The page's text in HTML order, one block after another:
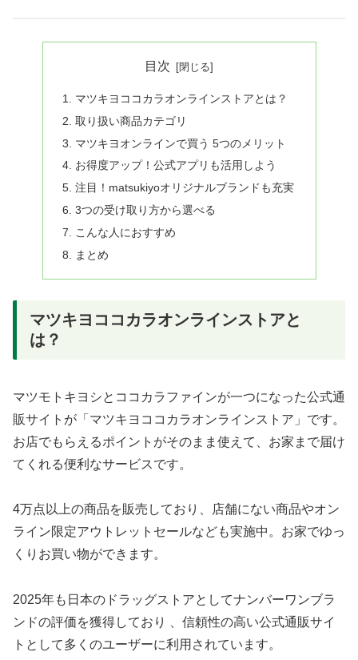
目次
マツキヨココカラオンラインストアとは？
取り扱い商品カテゴリ
マツキヨオンラインで買う 5つのメリット
お得度アップ！公式アプリも活用しよう
注目！matsukiyoオリジナルブランドも充実
3つの受け取り方から選べる
こんな人におすすめ
まとめ
マツキヨココカラオンラインストアと
は？
マツモトキヨシとココカラファインが一つになった公式通
販サイトが「マツキヨココカラオンラインストア」です。
お店でもらえるポイントがそのまま使えて、お家まで届け
てくれる便利なサービスです。
4万点以上の商品を販売しており、店舗にない商品やオン
ライン限定アウトレットセールなども実施中。お家でゆっ
くりお買い物ができます。
2025年も日本のドラッグストアとしてナンバーワンブラ
ンドの評価を獲得しており 、信頼性の高い公式通販サイ
トとして多くのユーザーに利用されています。